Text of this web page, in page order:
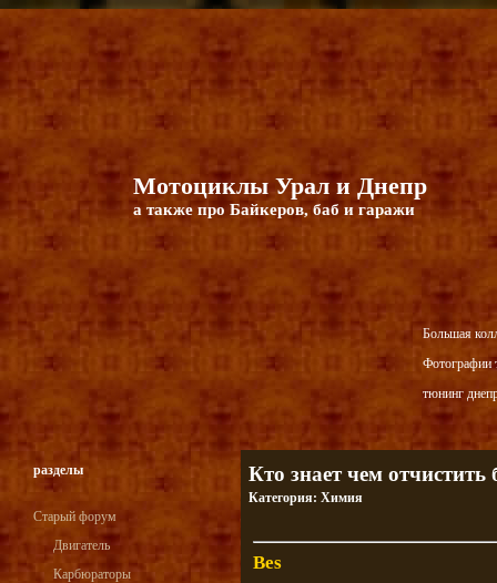
Мотоциклы Урал и Днепр
а также про Байкеров, баб и гаражи
Большая
Фотографии
тюнинг
разделы
Старый форум
Двигатель
Карбюраторы
Кто знает чем
Категория: Химия
Bes